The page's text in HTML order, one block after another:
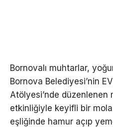
Bornovalı muhtarlar,
Bornova Belediyesi’nin
Atölyesi’nde düzenlenen
etkinliğiyle keyifli bir
eşliğinde hamur açıp